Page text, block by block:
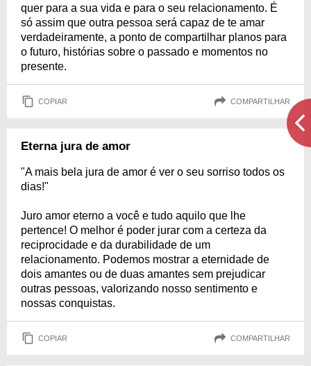
quer para a sua vida e para o seu relacionamento. É
só assim que outra pessoa será capaz de te amar
verdadeiramente, a ponto de compartilhar planos para
o futuro, histórias sobre o passado e momentos no
presente.
COPIAR COMPARTILHAR
Eterna jura de amor
"A mais bela jura de amor é ver o seu sorriso todos os
dias!"
Juro amor eterno a você e tudo aquilo que lhe
pertence! O melhor é poder jurar com a certeza da
reciprocidade e da durabilidade de um
relacionamento. Podemos mostrar a eternidade de
dois amantes ou de duas amantes sem prejudicar
outras pessoas, valorizando nosso sentimento e
nossas conquistas.
COPIAR COMPARTILHAR